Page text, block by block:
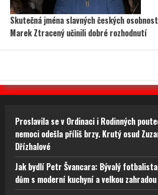
Skutečná jména slavných českých
Marek Ztracený učinili dobré rozhodnutí
Proslavila se v Ordinaci i Rodinných
nemoci odešla příliš brzy. Krutý osud
Dřízhalové
Jak bydlí Petr Švancara: Bývalý
dům s moderní kuchyní a velkou zahradou